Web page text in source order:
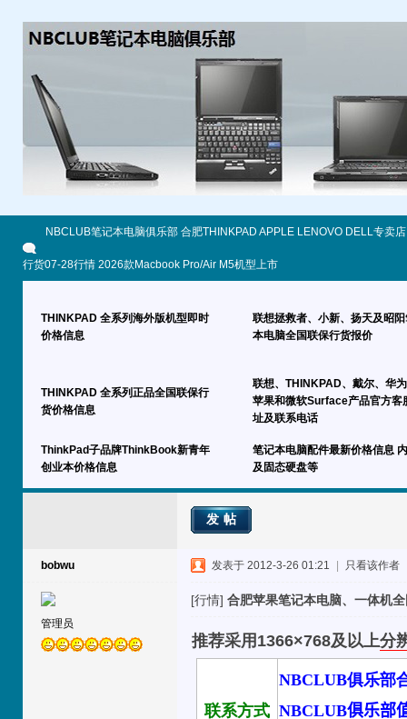
NBCLUB笔记本电脑俱乐部 合肥THINKPAD APPLE LENOVO DELL专卖店
行货07-28行情 2026款Macbook Pro/Air M5机型上市
THINKPAD 全系列海外版机型即时
价格信息
联想拯救者、小新、扬天及昭阳
本电脑全国联保行货报价
THINKPAD 全系列正品全国联保行
货价格信息
联想、THINKPAD、戴尔、华
苹果和微软Surface产品官方客
址及联系电话
ThinkPad子品牌ThinkBook新青年
创业本价格信息
笔记本电脑配件最新价格信息
及固态硬盘等
发帖
bobwu
管理员
发表于 2012-3-26 01:21 只看该作者
[行情] 合肥苹果笔记本电脑、一体机
推荐采用1366×768及以上分